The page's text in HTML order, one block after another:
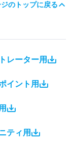
のトップに戻る
レーター用
イント用
ティ用